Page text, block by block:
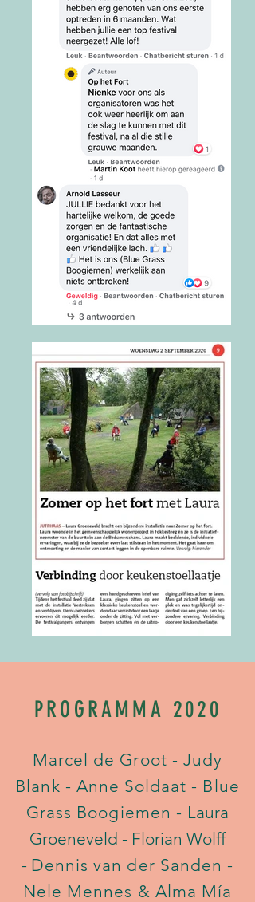
PROGRAMMA 2020
Marcel de Groot - Judy
Blank - Anne Soldaat - Blue
Grass Boogiemen - Laura
Groeneveld - Florian Wolff
- Dennis van der Sanden -
Nele Mennes & Alma Mía